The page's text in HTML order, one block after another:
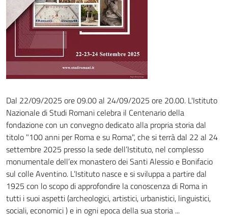
Dal 22/09/2025 ore 09.00 al 24/09/2025 ore 20.00. L'Istituto
Nazionale di Studi Romani celebra il Centenario della
fondazione con un convegno dedicato alla propria storia dal
titolo "100 anni per Roma e su Roma", che si terrà dal 22 al 24
settembre 2025 presso la sede dell’Istituto, nel complesso
monumentale dell’ex monastero dei Santi Alessio e Bonifacio
sul colle Aventino. L’Istituto nasce e si sviluppa a partire dal
1925 con lo scopo di approfondire la conoscenza di Roma in
tutti i suoi aspetti (archeologici, artistici, urbanistici, linguistici,
sociali, economici ) e in ogni epoca della sua storia ...